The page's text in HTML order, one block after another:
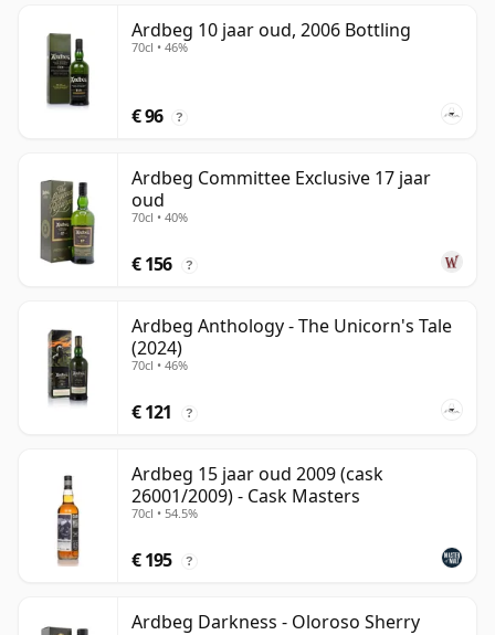
Ardbeg 10 jaar oud, 2006 Bottling
70cl • 46%
€ 96 ?
Ardbeg Committee Exclusive 17 jaar
oud
70cl • 40%
€ 156 ?
Ardbeg Anthology - The Unicorn's Tale
(2024)
70cl • 46%
€ 121 ?
Ardbeg 15 jaar oud 2009 (cask
26001/2009) - Cask Masters
70cl • 54.5%
€ 195 ?
Ardbeg Darkness - Oloroso Sherry